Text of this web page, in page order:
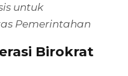
untuk
Pemerintahan
Birokrat